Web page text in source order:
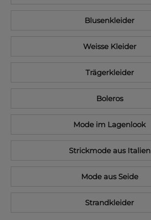
Blusenkleider
Weisse Kleider
Trägerkleider
Boleros
Mode im Lagenlook
Strickmode aus Italien
Mode aus Seide
Strandkleider